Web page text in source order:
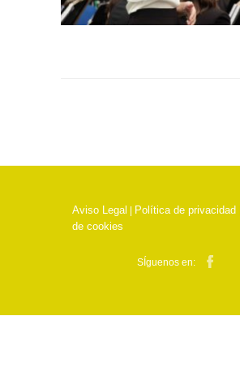
Aviso Legal Política de privacidad |
de cookies
SÍguenos en: